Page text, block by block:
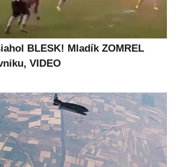
BLESK! Mladík ZOMREL
VIDEO